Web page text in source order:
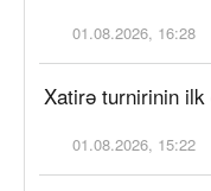
01.08.2026, 16:28
Xatirə turnirinin ilk
01.08.2026, 15:22